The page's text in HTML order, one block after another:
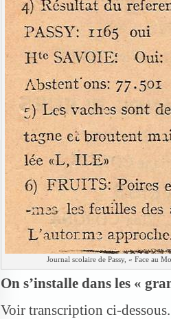
Journal scolaire de Passy, « Face au
On s’installe dans les «
Voir transcription ci-dessous.